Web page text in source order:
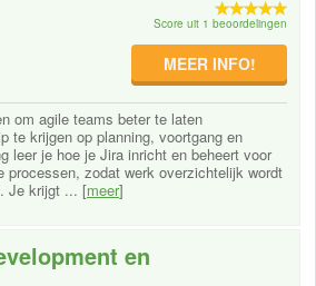
Score uit 1 beoordelingen
MEER INFO!
om agile teams beter te laten
te krijgen op planning, voortgang en
leer je hoe je Jira inricht en beheert voor
processen, zodat werk overzichtelijk wordt
Je krijgt ... [meer]
en